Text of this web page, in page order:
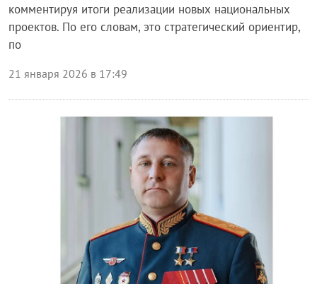
комментируя итоги реализации новых национальных
проектов. По его словам, это стратегический ориентир,
по
21 января 2026 в 17:49